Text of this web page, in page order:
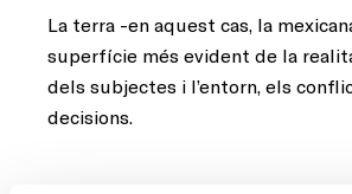
La terra -en aquest cas, la
superfície més evident de la
dels subjectes i l’entorn, els
decisions.